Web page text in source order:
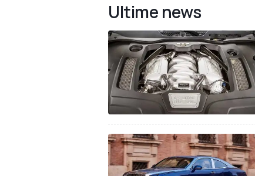
Ultime news